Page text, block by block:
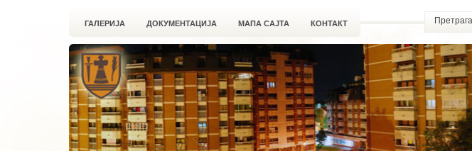
ГАЛЕРИЈА ДОКУМЕНТАЦИЈА МАПА САЈТА КОНТАКТ